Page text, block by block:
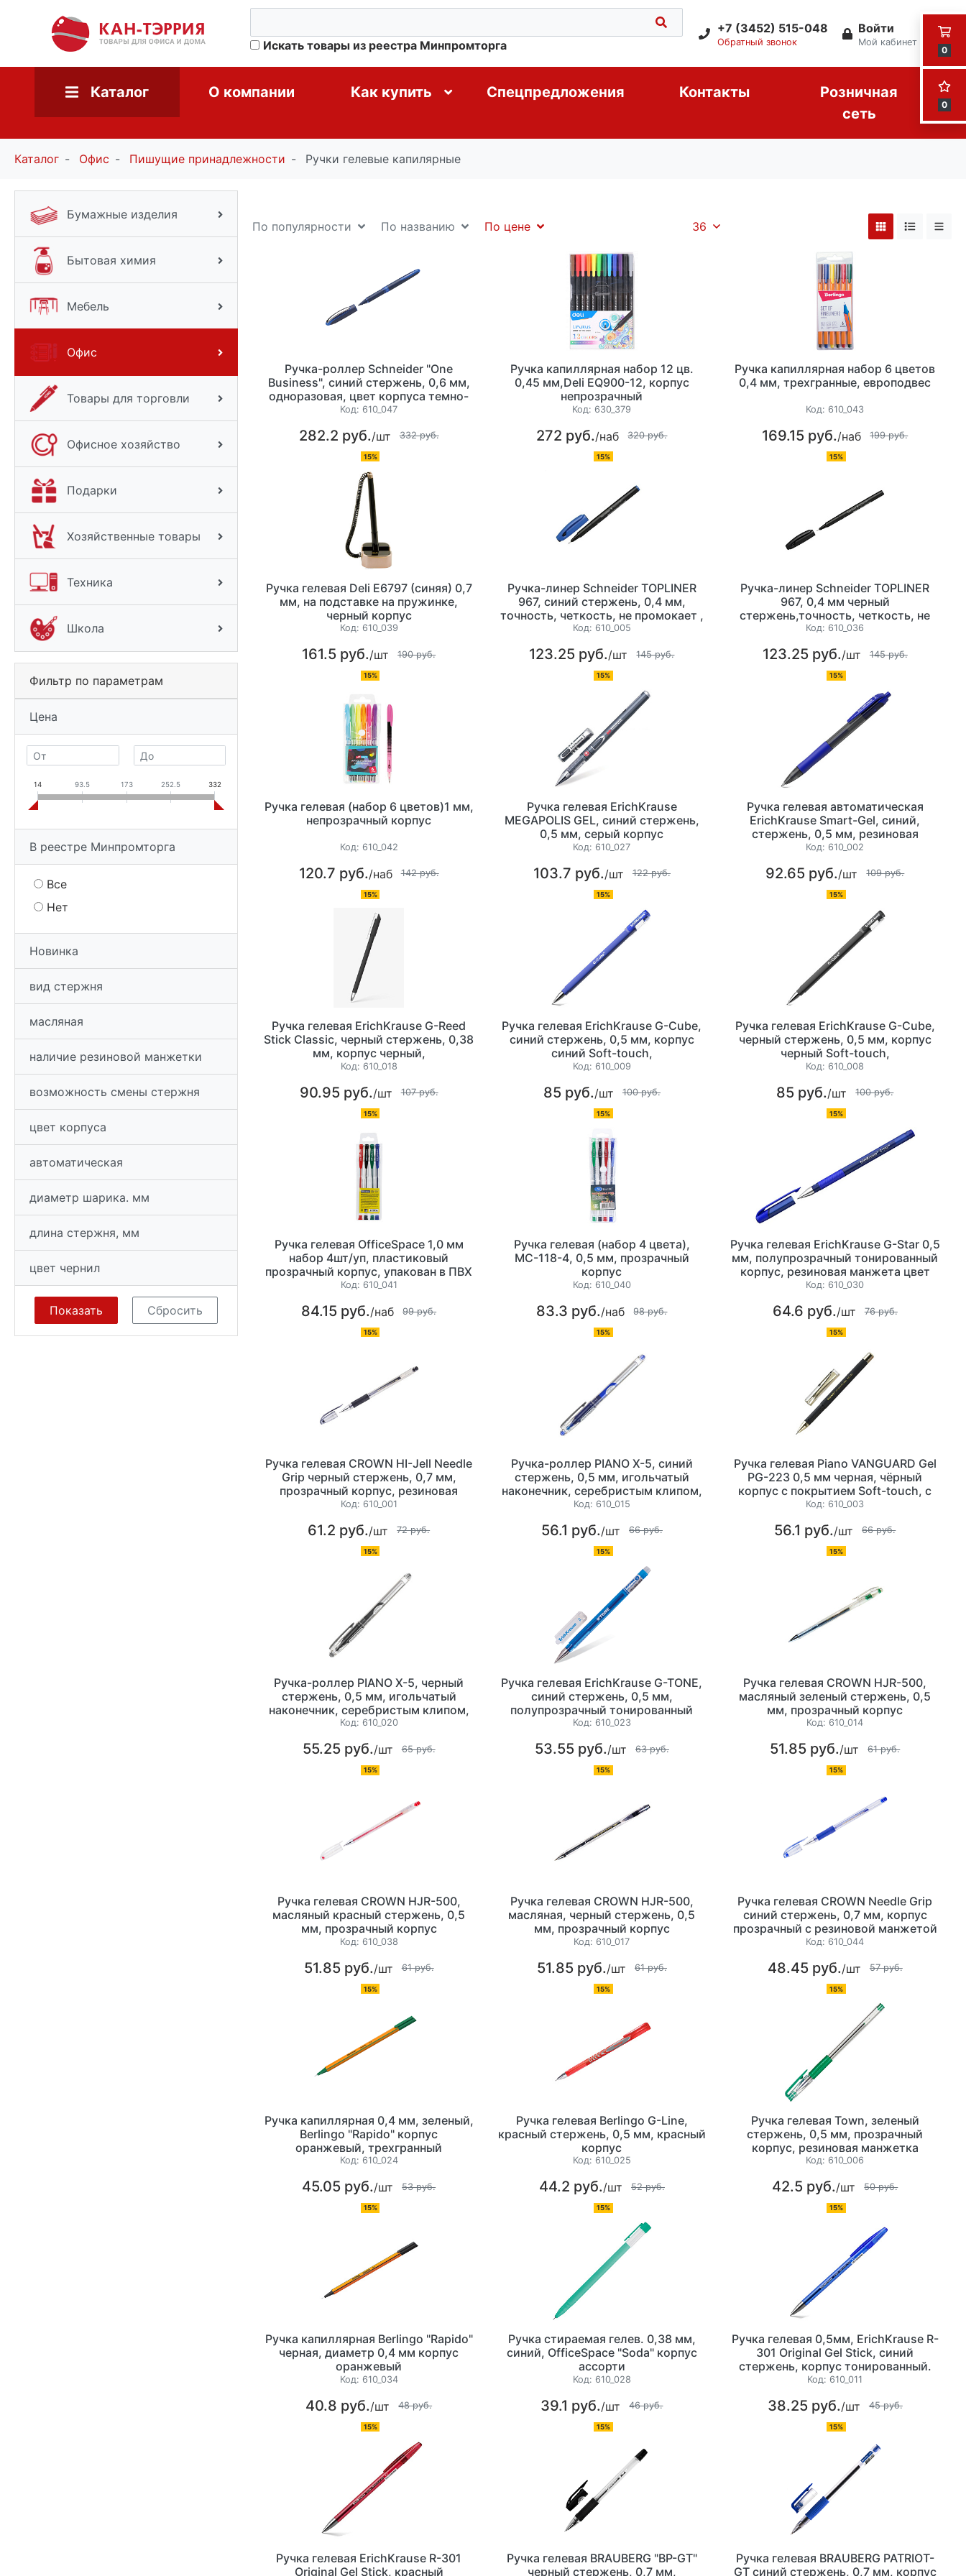
0
0
Искать товары из реестра Минпромторга
+7 (3452) 515-048
Обратный звонок
Войти
Мой кабинет
Каталог О компании Как купить Спецпредложения Контакты
Розничная
сеть
Каталог Офис Пишущие принадлежности Ручки гелевые капилярные
Бумажные изделия
Бытовая химия
Мебель
Офис
Товары для торговли
Офисное хозяйство
Подарки
Хозяйственные товары
Техника
Школа
Фильтр по параметрам
Цена
14 93.5 173 252.5 332
В реестре Минпромторга
Все
Нет
Новинка
вид стержня
масляная
наличие резиновой манжетки
возможность смены стержня
цвет корпуса
автоматическая
диаметр шарика. мм
длина стержня, мм
цвет чернил
По популярности По названию По цене 36
Ручка-роллер Schneider "One
Business", синий стержень, 0,6 мм,
одноразовая, цвет корпуса темно-
синий
Код: 610_047
282.2 руб./шт 332 руб.
15%
Ручка капиллярная набор 12 цв.
0,45 мм,Deli EQ900-12, корпус
непрозрачный
Код: 630_379
272 руб./наб 320 руб.
15%
Ручка капиллярная набор 6 цветов
0,4 мм, трехгранные, европодвес
Код: 610_043
169.15 руб./наб 199 руб.
15%
Ручка гелевая Deli E6797 (синяя) 0,7
мм, на подставке на пружинке,
черный корпус
Код: 610_039
161.5 руб./шт 190 руб.
15%
Ручка-линер Schneider TOPLINER
967, синий стержень, 0,4 мм,
точность, четкость, не промокает ,
черный корпус
Код: 610_005
123.25 руб./шт 145 руб.
15%
Ручка-линер Schneider TOPLINER
967, 0,4 мм черный
стержень,точность, четкость, не
промокает, черный корпус
Код: 610_036
123.25 руб./шт 145 руб.
15%
Ручка гелевая (набор 6 цветов)1 мм,
непрозрачный корпус
Код: 610_042
120.7 руб./наб 142 руб.
15%
Ручка гелевая ErichKrause
MEGAPOLIS GEL, синий стержень,
0,5 мм, серый корпус
Код: 610_027
103.7 руб./шт 122 руб.
15%
Ручка гелевая автоматическая
ErichKrause Smart-Gel, синий,
стержень, 0,5 мм, резиновая
манжетка, корпус черно-синий
Код: 610_002
92.65 руб./шт 109 руб.
15%
Ручка гелевая ErichKrause G-Reed
Stick Classic, черный стержень, 0,38
мм, корпус черный,
металлизированный наконечник
Код: 610_018
90.95 руб./шт 107 руб.
15%
Ручка гелевая ErichKrause G-Cube,
синий стержень, 0,5 мм, корпус
синий Soft-touch,
металлизированный наконечник
Код: 610_009
85 руб./шт 100 руб.
15%
Ручка гелевая ErichKrause G-Cube,
черный стержень, 0,5 мм, корпус
черный Soft-touch,
металлизированный наконечник
Код: 610_008
85 руб./шт 100 руб.
15%
Ручка гелевая OfficeSpace 1,0 мм
набор 4шт/уп, пластиковый
прозрачный корпус, упакован в ПВХ
чехол с европодвесом
Код: 610_041
84.15 руб./наб 99 руб.
15%
Ручка гелевая (набор 4 цвета),
МС-118-4, 0,5 мм, прозрачный
корпус
Код: 610_040
83.3 руб./наб 98 руб.
15%
Ручка гелевая ErichKrause G-Star 0,5
мм, полупрозрачный тонированный
корпус, резиновая манжета цвет
синий
Код: 610_030
64.6 руб./шт 76 руб.
15%
Ручка гелевая CROWN HI-Jell Needle
Grip черный стержень, 0,7 мм,
прозрачный корпус, резиновая
манжетка
Код: 610_001
61.2 руб./шт 72 руб.
15%
Ручка-роллер PIANO Х-5, синий
стержень, 0,5 мм, игольчатый
наконечник, серебристым клипом,
серо-прозрачный корпус
Код: 610_015
56.1 руб./шт 66 руб.
15%
Ручка гелевая Piano VANGUARD Gel
PG-223 0,5 мм черная, чёрный
корпус с покрытием Soft-touch, с
золотыми вставками, прозрачный
резиновый держатель, игольчатый
наконечник
Код: 610_003
56.1 руб./шт 66 руб.
15%
Ручка-роллер PIANO Х-5, черный
стержень, 0,5 мм, игольчатый
наконечник, серебристым клипом,
серо-прозрачный корпус
Код: 610_020
55.25 руб./шт 65 руб.
15%
Ручка гелевая ErichKrause G-TONE,
синий стержень, 0,5 мм,
полупрозрачный тонированный
корпус
Код: 610_023
53.55 руб./шт 63 руб.
15%
Ручка гелевая CROWN HJR-500,
масляный зеленый стержень, 0,5
мм, прозрачный корпус
Код: 610_014
51.85 руб./шт 61 руб.
15%
Ручка гелевая CROWN HJR-500,
масляный красный стержень, 0,5
мм, прозрачный корпус
Код: 610_038
51.85 руб./шт 61 руб.
15%
Ручка гелевая CROWN HJR-500,
масляная, черный стержень, 0,5
мм, прозрачный корпус
Код: 610_017
51.85 руб./шт 61 руб.
15%
Ручка гелевая CROWN Needle Grip
синий стержень, 0,7 мм, корпус
прозрачный с резиновой манжетой
Код: 610_044
48.45 руб./шт 57 руб.
15%
Ручка капиллярная 0,4 мм, зеленый,
Berlingo "Rapido" корпус
оранжевый, трехгранный
Код: 610_024
45.05 руб./шт 53 руб.
15%
Ручка гелевая Berlingo G-Line,
красный стержень, 0,5 мм, красный
корпус
Код: 610_025
44.2 руб./шт 52 руб.
15%
Ручка гелевая Town, зеленый
стержень, 0,5 мм, прозрачный
корпус, резиновая манжетка
Код: 610_006
42.5 руб./шт 50 руб.
15%
Ручка капиллярная Berlingo "Rapido"
черная, диаметр 0,4 мм корпус
оранжевый
Код: 610_034
40.8 руб./шт 48 руб.
15%
Ручка стираемая гелев. 0,38 мм,
синий, OfficeSpace "Soda" корпус
ассорти
Код: 610_028
39.1 руб./шт 46 руб.
15%
Ручка гелевая 0,5мм, ErichKrause R-
301 Original Gel Stick, синий
стержень, корпус тонированный.
Код: 610_011
38.25 руб./шт 45 руб.
15%
Ручка гелевая ErichKrause R-301
Original Gel Stick, красный
Ручка гелевая BRAUBERG "BP-GT"
черный стержень, 0,7 мм,
Ручка гелевая BRAUBERG PATRIOT-
GT синий стержень, 0,7 мм, корпус